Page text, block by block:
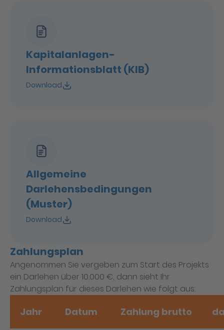
Kapitalanlagen-
Informationsblatt (KIB)
Download
Allgemeine
Darlehensbedingungen
(Muster)
Download
Zahlungsplan
Angenommen Sie vergeben zum Start des Projekts
ein Darlehen über 10.000 €, dann sieht Ihr
Zahlungsplan für dieses Darlehen wie folgt aus:
Jahr Datum Zahlung brutto